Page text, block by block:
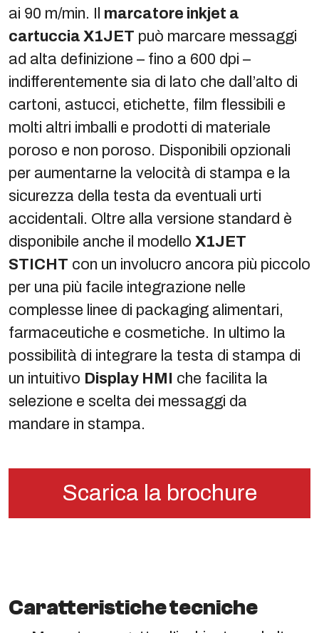
ai 90 m/min. Il marcatore inkjet a
cartuccia X1JET può marcare messaggi
ad alta definizione – fino a 600 dpi –
indifferentemente sia di lato che dall’alto di
cartoni, astucci, etichette, film flessibili e
molti altri imballi e prodotti di materiale
poroso e non poroso. Disponibili opzionali
per aumentarne la velocità di stampa e la
sicurezza della testa da eventuali urti
accidentali. Oltre alla versione standard è
disponibile anche il modello X1JET
STICHT con un involucro ancora più piccolo
per una più facile integrazione nelle
complesse linee di packaging alimentari,
farmaceutiche e cosmetiche. In ultimo la
possibilità di integrare la testa di stampa di
un intuitivo Display HMI che facilita la
selezione e scelta dei messaggi da
mandare in stampa.
Scarica la brochure
Caratteristiche tecniche